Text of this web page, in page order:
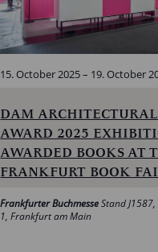
DAM
AWARD 2025
AWARDED BOOKS AT
FRANKFURT BOOK
15. October 2025– 19. October
Frankfurter BuchmesseStand
1, Frankfurt am Main